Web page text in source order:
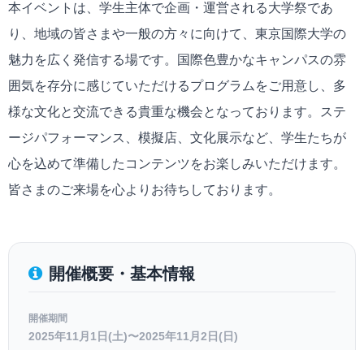
本イベントは、学生主体で企画・運営される大学祭であ
り、地域の皆さまや一般の方々に向けて、東京国際大学の
魅力を広く発信する場です。国際色豊かなキャンパスの雰
囲気を存分に感じていただけるプログラムをご用意し、多
様な文化と交流できる貴重な機会となっております。ステ
ージパフォーマンス、模擬店、文化展示など、学生たちが
心を込めて準備したコンテンツをお楽しみいただけます。
皆さまのご来場を心よりお待ちしております。
開催概要・基本情報
開催期間
2025年11月1日(土)〜2025年11月2日(日)